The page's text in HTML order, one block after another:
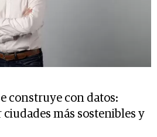
construye con datos:
más sostenibles y